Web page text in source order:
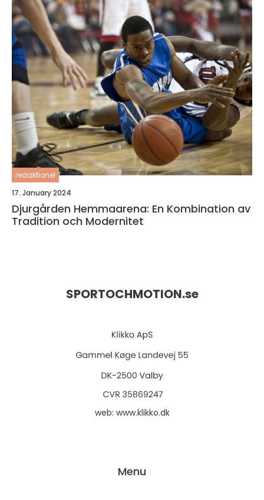
redaktionel
17. January 2024
Djurgården Hemmaarena: En Kombination av
Tradition och Modernitet
SPORTOCHMOTION.se
web: www.klikko.dk
Menu